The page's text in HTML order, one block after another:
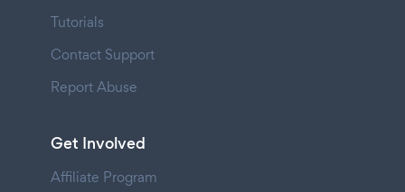
Tutorials
Contact Support
Report Abuse
Get Involved
Affiliate Program